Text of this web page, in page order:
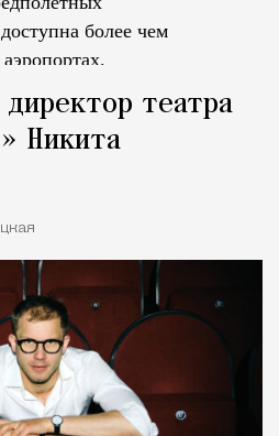
более чем
театра
Никита